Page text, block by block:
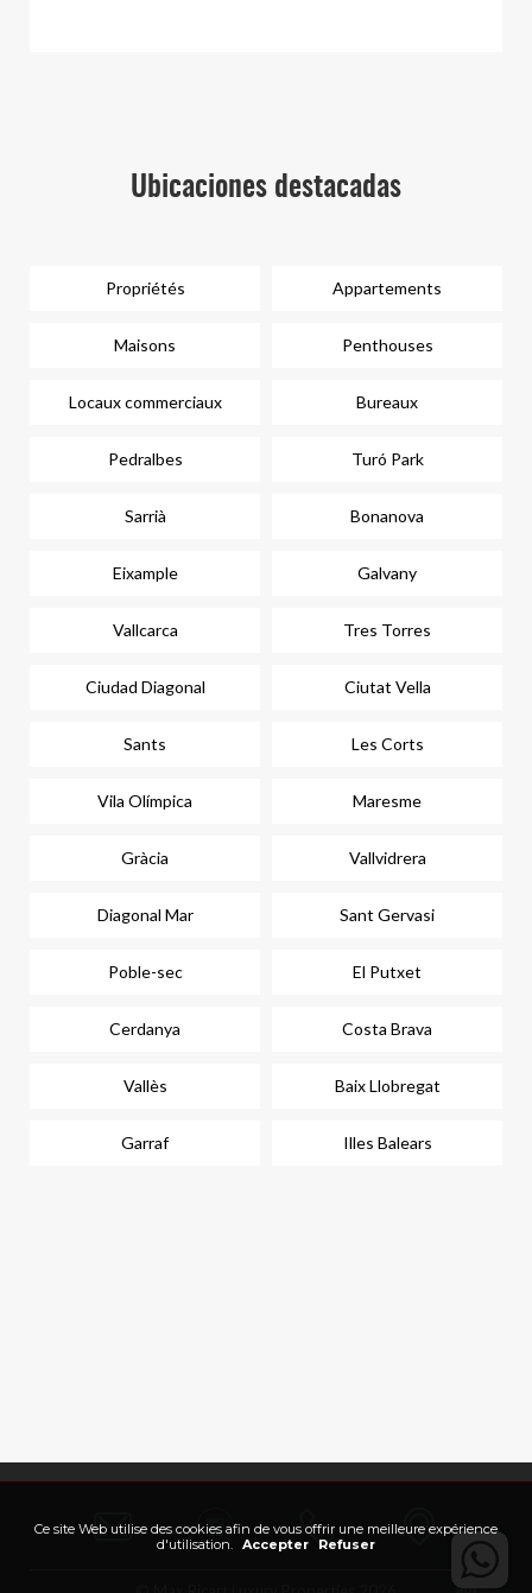
Ubicaciones destacadas
Propriétés Appartements
Maisons Penthouses
Locaux commerciaux Bureaux
Pedralbes Turó Park
Sarrià Bonanova
Eixample Galvany
Vallcarca Tres Torres
Ciudad Diagonal Ciutat Vella
Sants Les Corts
Vila Olímpica Maresme
Gràcia Vallvidrera
Diagonal Mar Sant Gervasi
Poble-sec El Putxet
Cerdanya Costa Brava
Vallès Baix Llobregat
Garraf Illes Balears
Ce site Web utilise des cookies afin de vous offrir une meilleure expérience
d'utilisation. Accepter Refuser